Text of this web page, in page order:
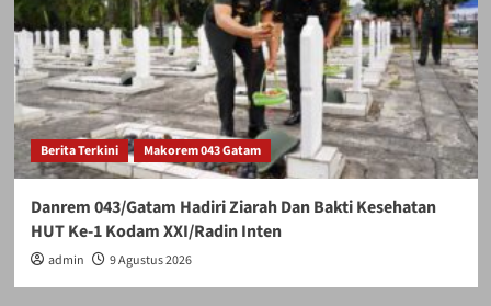
Berita Terkini Makorem 043 Gatam
Danrem 043/Gatam Hadiri Ziarah Dan Bakti Kesehatan
HUT Ke-1 Kodam XXI/Radin Inten
admin 9 Agustus 2026